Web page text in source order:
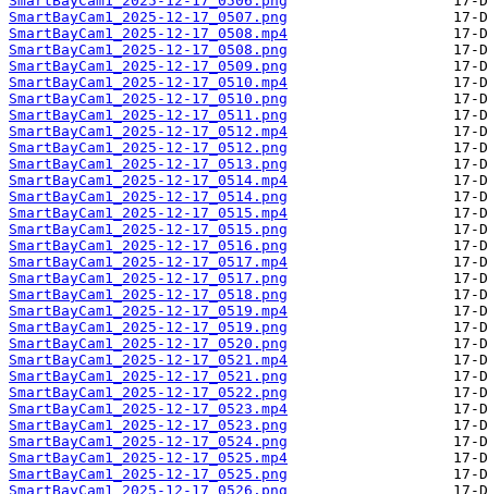
SmartBayCam1_2025-12-17_0507.png
SmartBayCam1_2025-12-17_0508.mp4
SmartBayCam1_2025-12-17_0508.png
SmartBayCam1_2025-12-17_0509.png
SmartBayCam1_2025-12-17_0510.mp4
SmartBayCam1_2025-12-17_0510.png
SmartBayCam1_2025-12-17_0511.png
SmartBayCam1_2025-12-17_0512.mp4
SmartBayCam1_2025-12-17_0512.png
SmartBayCam1_2025-12-17_0513.png
SmartBayCam1_2025-12-17_0514.mp4
SmartBayCam1_2025-12-17_0514.png
SmartBayCam1_2025-12-17_0515.mp4
SmartBayCam1_2025-12-17_0515.png
SmartBayCam1_2025-12-17_0516.png
SmartBayCam1_2025-12-17_0517.mp4
SmartBayCam1_2025-12-17_0517.png
SmartBayCam1_2025-12-17_0518.png
SmartBayCam1_2025-12-17_0519.mp4
SmartBayCam1_2025-12-17_0519.png
SmartBayCam1_2025-12-17_0520.png
SmartBayCam1_2025-12-17_0521.mp4
SmartBayCam1_2025-12-17_0521.png
SmartBayCam1_2025-12-17_0522.png
SmartBayCam1_2025-12-17_0523.mp4
SmartBayCam1_2025-12-17_0523.png
SmartBayCam1_2025-12-17_0524.png
SmartBayCam1_2025-12-17_0525.mp4
SmartBayCam1_2025-12-17_0525.png
SmartBayCam1_2025-12-17_0526.png